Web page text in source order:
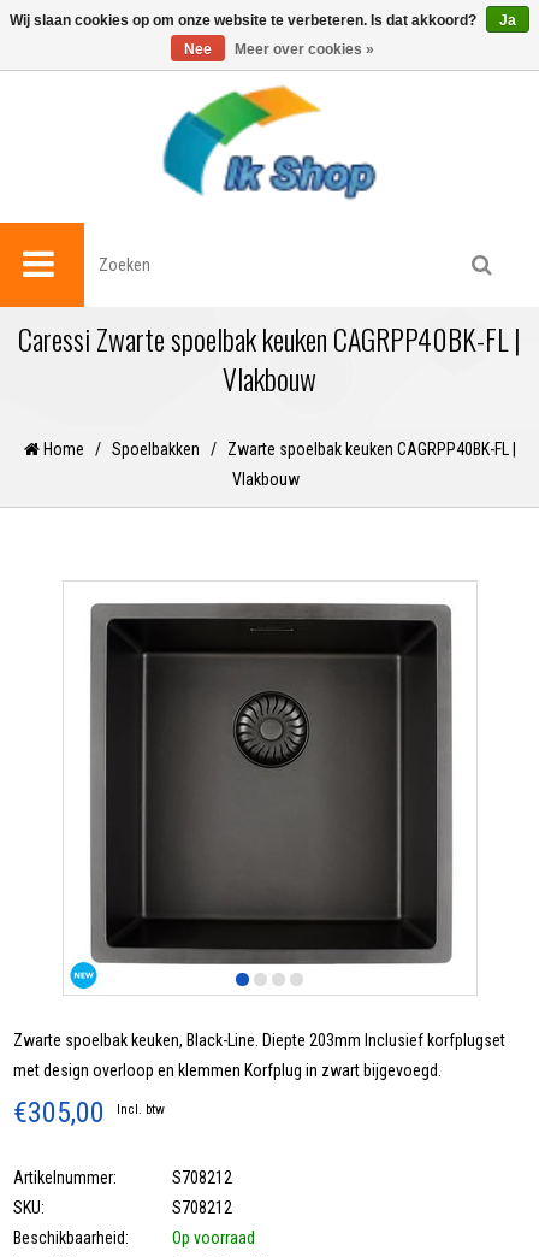
0
Caressi Zwarte spoelbak keuken CAGRPP40BK-FL |
Vlakbouw
Home / Spoelbakken /
Zwarte spoelbak keuken CAGRPP40BK-FL |
Vlakbouw
Zwarte spoelbak keuken, Black-Line. Diepte 203mm Inclusief korfplugset
met design overloop en klemmen Korfplug in zwart bijgevoegd.
€305,00 Incl. btw
Artikelnummer:
S708212
SKU:
S708212
Beschikbaarheid:
Op voorraad
Wij slaan cookies op om onze website te verbeteren. Is dat akkoord?
Ja
Nee
Meer over cookies »